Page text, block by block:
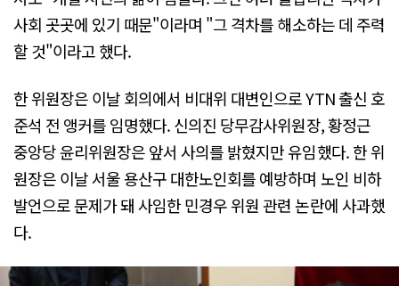
사회 곳곳에 있기 때문"이라며 "그 격차를 해소하는 데 주력
할 것"이라고 했다.
한 위원장은 이날 회의에서 비대위 대변인으로 YTN 출신 호
준석 전 앵커를 임명했다. 신의진 당무감사위원장, 황정근
중앙당 윤리위원장은 앞서 사의를 밝혔지만 유임했다. 한 위
원장은 이날 서울 용산구 대한노인회를 예방하며 노인 비하
발언으로 문제가 돼 사임한 민경우 위원 관련 논란에 사과했
다.